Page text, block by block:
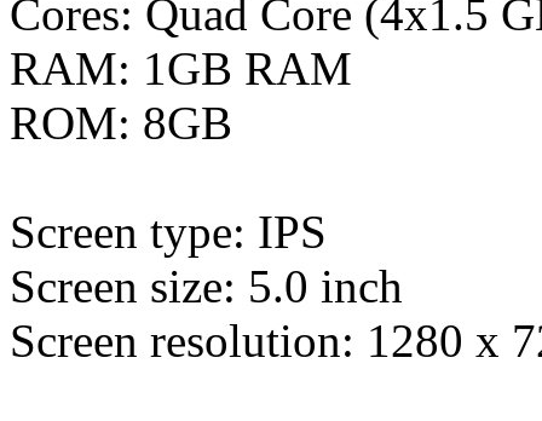
Cores: Quad Core (4x1.5
RAM: 1GB RAM
ROM: 8GB
Screen type: IPS
Screen size: 5.0 inch
Screen resolution: 1280 x